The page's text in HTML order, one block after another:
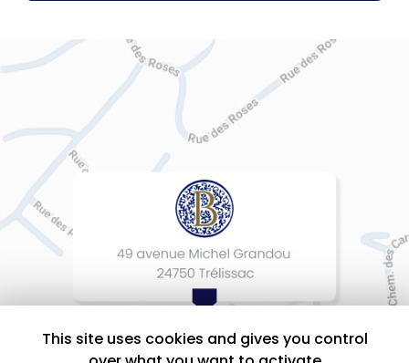
This site uses cookies and gives you control